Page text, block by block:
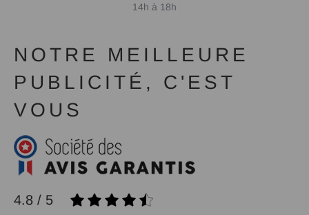
14h à 18h
NOTRE MEILLEURE
PUBLICITÉ, C'EST
VOUS
4.8 / 5